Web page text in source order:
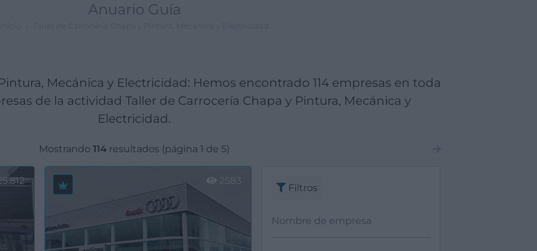
Anuario Guía
Mecánica y Electricidad: Hemos encontrado 114 empresas en toda
de la actividad Taller de Carrocería Chapa y Pintura, Mecánica y
Electricidad.
Mostrando 114 resultados (página 1 de 5)
2583
Filtros